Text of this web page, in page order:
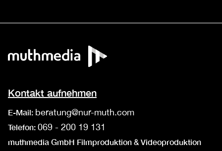
Kontakt aufnehmen
E-Mail: beratung@nur-muth.com
Telefon: 069 - 200 19 131
muthmedia GmbH Filmproduktion & Videoproduktion